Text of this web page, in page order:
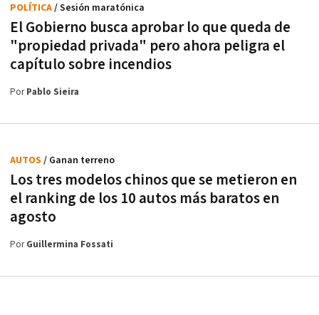
El Gobierno busca aprobar lo que queda de
"propiedad privada" pero ahora peligra el
capítulo sobre incendios
POLÍTICA/ Sesión maratónica
PorPablo Sieira
Los tres modelos chinos que se metieron en
el ranking de los 10 autos más baratos en
agosto
AUTOS / Ganan terreno
PorGuillermina Fossati